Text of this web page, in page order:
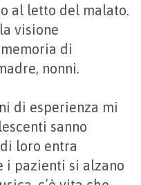
al letto del malato.
visione
di
nonni.
di esperienza mi
sanno
loro entra
i pazienti si alzano